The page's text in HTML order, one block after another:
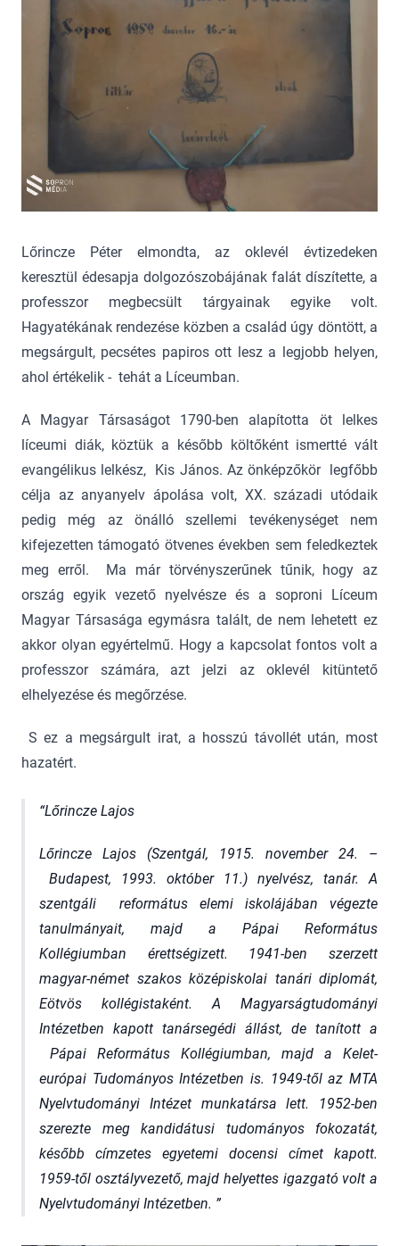
Lőrincze Péter elmondta, az oklevél évtizedeken
keresztül édesapja dolgozószobájának falát díszítette, a
professzor megbecsült tárgyainak egyike volt.
Hagyatékának rendezése közben a család úgy döntött, a
megsárgult, pecsétes papiros ott lesz a legjobb helyen,
ahol értékelik - tehát a Líceumban.
A Magyar Társaságot 1790-ben alapította öt lelkes
líceumi diák, köztük a később költőként ismertté vált
evangélikus lelkész, Kis János. Az önképzőkör legfőbb
célja az anyanyelv ápolása volt, XX. századi utódaik
pedig még az önálló szellemi tevékenységet nem
kifejezetten támogató ötvenes években sem feledkeztek
meg erről. Ma már törvényszerűnek tűnik, hogy az
ország egyik vezető nyelvésze és a soproni Líceum
Magyar Társasága egymásra talált, de nem lehetett ez
akkor olyan egyértelmű. Hogy a kapcsolat fontos volt a
professzor számára, azt jelzi az oklevél kitüntető
elhelyezése és megőrzése.
S ez a megsárgult irat, a hosszú távollét után, most
hazatért.
Lőrincze Lajos
Lőrincze Lajos (Szentgál, 1915. november 24. –
Budapest, 1993. október 11.) nyelvész, tanár. A
szentgáli református elemi iskolájában végezte
tanulmányait, majd a Pápai Református
Kollégiumban érettségizett. 1941-ben szerzett
magyar-német szakos középiskolai tanári diplomát,
Eötvös kollégistaként. A Magyarságtudományi
Intézetben kapott tanársegédi állást, de tanított a
Pápai Református Kollégiumban, majd a Kelet-
európai Tudományos Intézetben is. 1949-től az MTA
Nyelvtudományi Intézet munkatársa lett. 1952-ben
szerezte meg kandidátusi tudományos fokozatát,
később címzetes egyetemi docensi címet kapott.
1959-től osztályvezető, majd helyettes igazgató volt a
Nyelvtudományi Intézetben.